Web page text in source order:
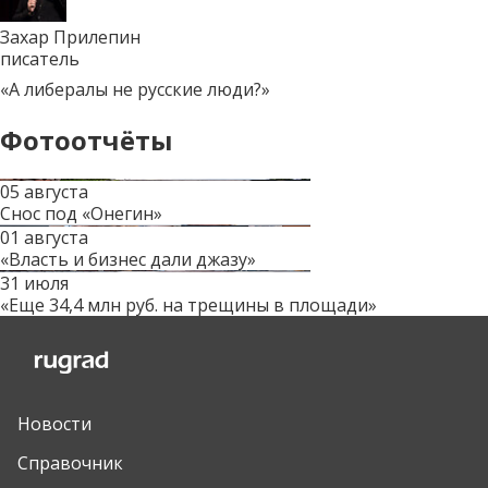
Захар Прилепин
писатель
«А либералы не русские люди?»
Фотоотчёты
05 августа
Снос под «Онегин»
01 августа
«Власть и бизнес дали джазу»
31 июля
«Еще 34,4 млн руб. на трещины в площади»
Новости
Справочник